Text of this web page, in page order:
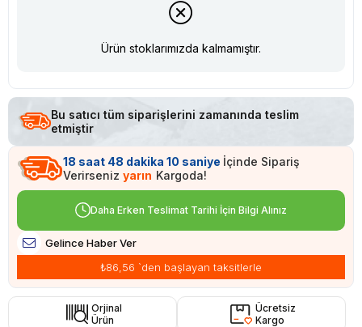
Ürün stoklarımızda kalmamıştır.
Bu satıcı tüm siparişlerini zamanında teslim
etmiştir
18 saat 48 dakika 10 saniye İçinde Sipariş
Verirseniz yarın Kargoda!
Daha Erken Teslimat Tarihi İçin Bilgi Alınız
Gelince Haber Ver
₺86,56 `den başlayan taksitlerle
Orjinal
Ürün
Ücretsiz
Kargo